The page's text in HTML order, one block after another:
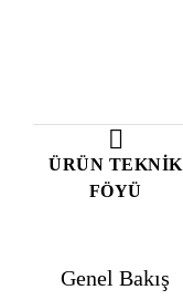
ÜRÜN TEKNIK
FÖYÜ
Genel Bakış